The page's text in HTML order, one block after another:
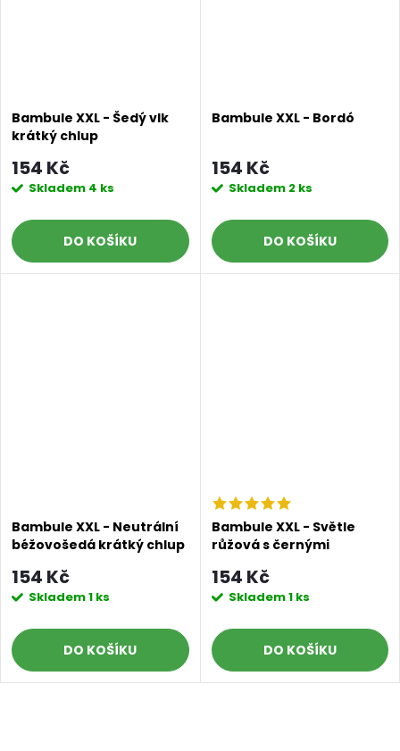
Bambule XXL - Šedý vlk
krátký chlup
154 Kč
Skladem 4 ks
DO KOŠÍKU
Bambule XXL - Bordó
154 Kč
Skladem 2 ks
DO KOŠÍKU
Bambule XXL - Neutrální
béžovošedá krátký chlup
154 Kč
Skladem1 ks
DO KOŠÍKU
Bambule XXL - Světle
růžová s černými
154 Kč
Skladem1 ks
DO KOŠÍKU